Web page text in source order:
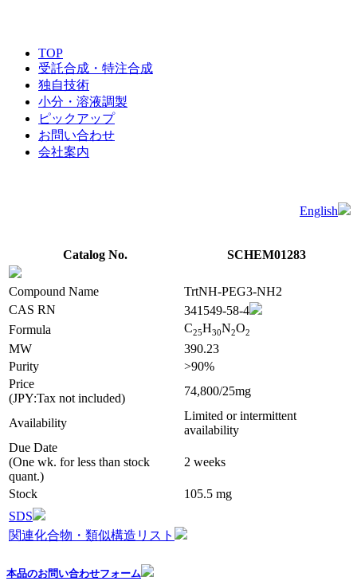
TOP
受託合成・特注合成
独自技術
小分・溶液調製
ピックアップ
お問い合わせ
会社案内
English
Catalog No. SCHEM01283
Compound Name
TrtNH-PEG3-NH2
CAS RN
341549-58-4
Formula
C25H30N2O2
MW
390.23
Purity
>90%
Price
(JPY:Tax not included)
74,800/25mg
Availability
Limited or intermittent
availability
Due Date
(One wk. for less than stock
quant.)
2 weeks
Stock
105.5 mg
SDS
関連化合物・類似構造リスト
本品のお問い合わせフォーム